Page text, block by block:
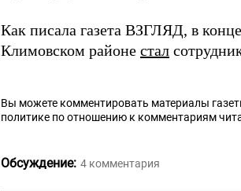
Как писала газета ВЗГЛЯД, в
Климовском районе стал
Вы можете комментировать материалы
политике по отношению к комментариям
Обсуждение: 4 комментария